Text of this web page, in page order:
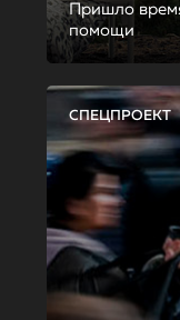
Пришло
помощи
СПЕЦПРОЕКТ